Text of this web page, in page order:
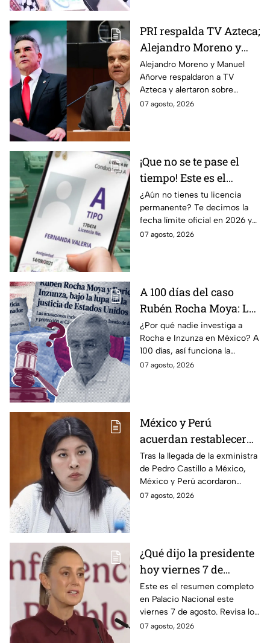
PRI respalda TV Azteca;
Alejandro Moreno y
Manuel Añorve
denuncian riesgos para
la libertad de expresión
Alejandro Moreno y Manuel
Añorve respaldaron a TV
Azteca y alertaron sobre
riesgos para la libertad de
07 agosto, 2026
¡Que no se te pase el
tiempo! Este es el
último día para
tramitar la licencia
permanente en CDMX y
Edomex
¿Aún no tienes tu licencia
permanente? Te decimos la
fecha límite oficial en 2026 y
los requisitos para tramitarla
07 agosto, 2026
A 100 días del caso
Rubén Rocha Moya: La
estrategia de Morena
para blindar al
gobernador de Sinaloa
¿Por qué nadie investiga a
Rocha e Inzunza en México? A
100 días, así funciona la
estrategia de Morena para
07 agosto, 2026
México y Perú
acuerdan restablecer
relaciones
diplomáticas tras
llegada de Betssy
Chávez al país
Tras la llegada de la exministra
de Pedro Castillo a México,
México y Perú acordaron
reanudar relaciones desde
07 agosto, 2026
¿Qué dijo la presidente
hoy viernes 7 de
agosto? Resumen EN
VIVO
Este es el resumen completo
en Palacio Nacional este
viernes 7 de agosto. Revisa los
datos presentados y las
07 agosto, 2026